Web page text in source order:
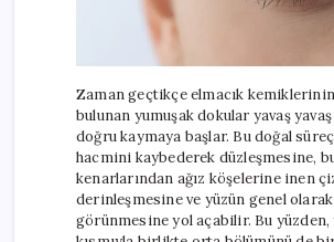
Zaman geçtikçe elmacık
bulunan yumuşak dokular yavaş yavaş
doğru kaymaya başlar. Bu doğal
hacmini kaybederek düzleşmesine,
kenarlarından ağız köşelerine inen
derinleşmesine ve yüzün genel
görünmesine yol açabilir. Bu yüzden,